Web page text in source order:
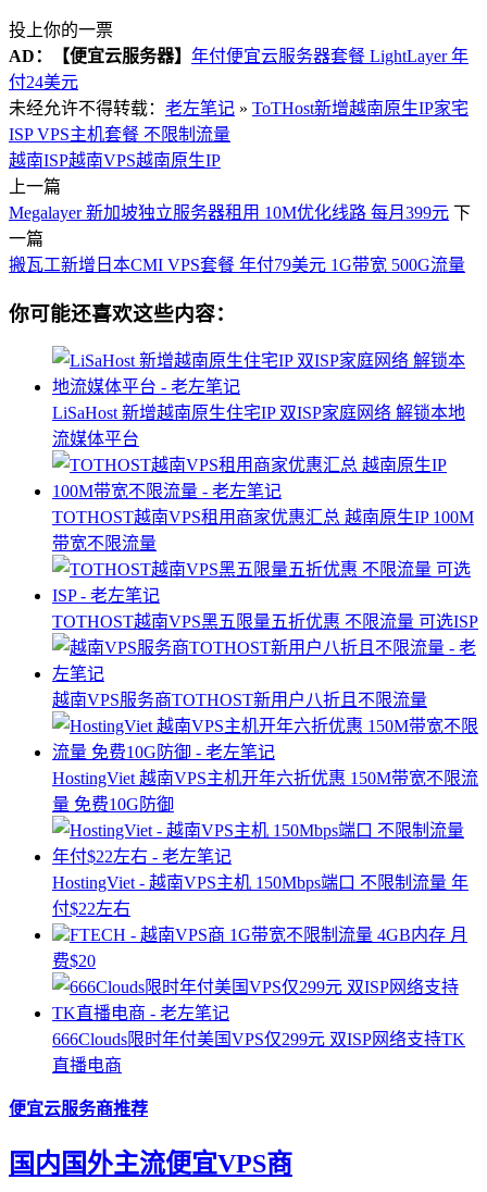
投上你的一票
AD：
【便宜云服务器】 年付便宜云服务器套餐 LightLayer 年
付24美元
未经允许不得转载： 老左笔记 » ToTHost新增越南原生IP家宅
ISP VPS主机套餐 不限制流量
越南ISP越南VPS越南原生IP
上一篇
Megalayer 新加坡独立服务器租用 10M优化线路 每月399元 下
一篇
搬瓦工新增日本CMI VPS套餐 年付79美元 1G带宽 500G流量
你可能还喜欢这些内容：
LiSaHost 新增越南原生住宅IP 双ISP家庭网络 解锁本地
流媒体平台
TOTHOST越南VPS租用商家优惠汇总 越南原生IP 100M
带宽不限流量
TOTHOST越南VPS黑五限量五折优惠 不限流量 可选ISP
越南VPS服务商TOTHOST新用户八折且不限流量
HostingViet 越南VPS主机开年六折优惠 150M带宽不限流
量 免费10G防御
HostingViet - 越南VPS主机 150Mbps端口 不限制流量 年
付$22左右
FTECH - 越南VPS商 1G带宽不限制流量 4GB内存 月
费$20
666Clouds限时年付美国VPS仅299元 双ISP网络支持TK
直播电商
便宜云服务商推荐
国内国外主流便宜VPS商